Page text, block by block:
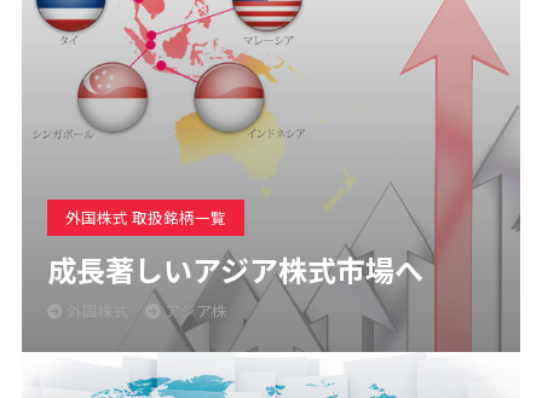
外国株式 取扱銘柄一覧
成長著しいアジア株式市場へ
アジア株